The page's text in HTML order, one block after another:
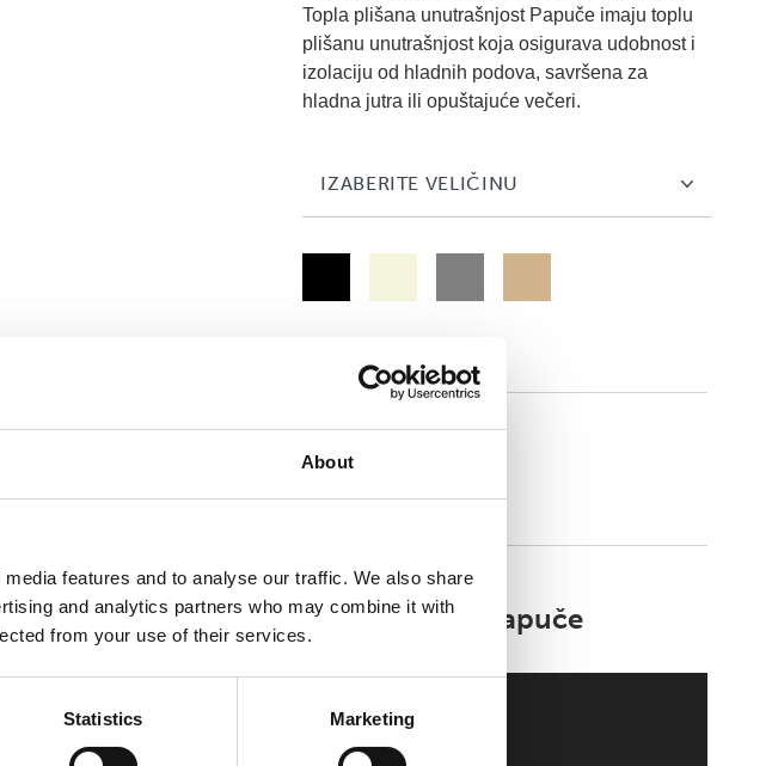
About
features and to analyse our traffic. We also share
and analytics partners who may combine it with
from your use of their services.
Statistics Marketing
Topla plišana unutrašnjost Papuče imaju toplu
plišanu unutrašnjost koja osigurava udobnost i
izolaciju od hladnih podova, savršena za
hladna jutra ili opuštajuće večeri.
IZABERITE VELIČINU
Walkmaxx Slipster Papuče